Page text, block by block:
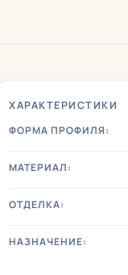
ХАРАКТЕРИСТИКИ
ФОРМА ПРОФИЛЯ:
МАТЕРИАЛ:
ОТДЕЛКА:
НАЗНАЧЕНИЕ: